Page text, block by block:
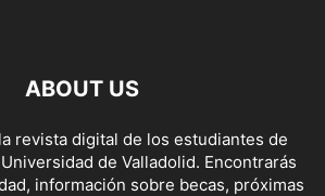
ABOUT US
revista digital de los estudiantes de
de Valladolid. Encontrarás
información sobre becas, próximas